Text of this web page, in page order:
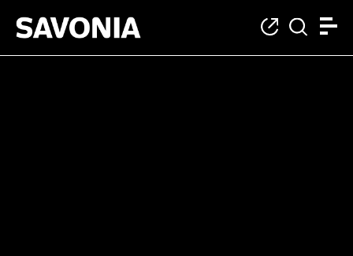
Matkailu- ja